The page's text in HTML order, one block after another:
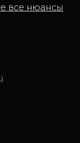
все нюансы